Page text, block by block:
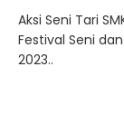
Aksi Seni Tari
Festival Seni
2023..